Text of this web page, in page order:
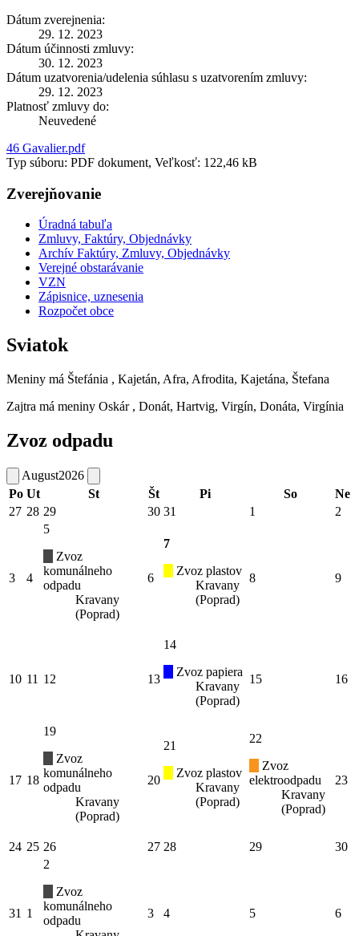
Dátum zverejnenia:
29. 12. 2023
Dátum účinnosti zmluvy:
30. 12. 2023
Dátum uzatvorenia/udelenia súhlasu s uzatvorením zmluvy:
29. 12. 2023
Platnosť zmluvy do:
Neuvedené
46 Gavalier.pdf
Typ súboru: PDF dokument, Veľkosť: 122,46 kB
Zverejňovanie
Úradná tabuľa
Zmluvy, Faktúry, Objednávky
Archív Faktúry, Zmluvy, Objednávky
Verejné obstarávanie
VZN
Zápisnice, uznesenia
Rozpočet obce
Sviatok
Meniny má Štefánia , Kajetán, Afra, Afrodita, Kajetána, Štefana
Zajtra má meniny Oskár , Donát, Hartvig, Virgín, Donáta, Virgínia
Zvoz odpadu
August2026
Po Ut St Št Pi So
Ne
27 28 29 30 31 1 2
3 4
5
Zvoz
komunálneho
odpadu
Kravany
(Poprad)
6
7
Zvoz plastov
Kravany
(Poprad)
8 9
10 11 12 13
14
Zvoz papiera
Kravany
(Poprad)
15 16
17 18
19
Zvoz
komunálneho
odpadu
Kravany
(Poprad)
20
21
Zvoz plastov
Kravany
(Poprad)
22
Zvoz
elektroodpadu
Kravany
(Poprad)
23
24 25 26 27 28 29 30
31 1
2
Zvoz
komunálneho
odpadu
3 4 5 6